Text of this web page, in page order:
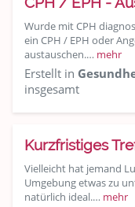
Wurde mit CPH
ein CPH / EPH oder
austauschen.… mehr
Erstellt in
insgesamt
Kurzfristiges
Vielleicht hat jemand
Umgebung etwas zu
natürlich ideal.… mehr